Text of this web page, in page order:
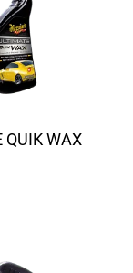
QUIK WAX